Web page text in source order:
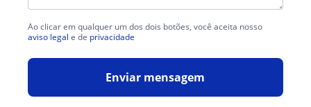
Ao clicar em qualquer um dos dois botões, você aceita nosso
aviso legal e de privacidade
Enviar mensagem